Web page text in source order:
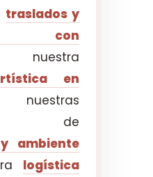
traslados y
con
en
de
ambiente
logística